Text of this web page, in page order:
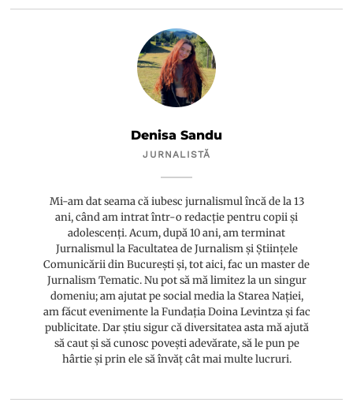
Denisa Sandu
JURNALISTĂ
Mi-am dat seama că iubesc jurnalismul încă de la 13
ani, când am intrat într-o redacție pentru copii și
adolescenți. Acum, după 10 ani, am terminat
Jurnalismul la Facultatea de Jurnalism și Științele
Comunicării din București și, tot aici, fac un master de
Jurnalism Tematic. Nu pot să mă limitez la un singur
domeniu; am ajutat pe social media la Starea Nației,
am făcut evenimente la Fundația Doina Levintza și fac
publicitate. Dar știu sigur că diversitatea asta mă ajută
să caut și să cunosc povești adevărate, să le pun pe
hârtie și prin ele să învăț cât mai multe lucruri.